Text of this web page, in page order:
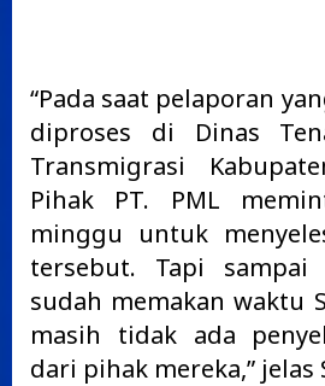
“Pada saat pelaporan
diproses di Dinas
Transmigrasi
Pihak PT. PML
minggu untuk
tersebut. Tapi sampai
sudah memakan waktu
masih tidak ada
dari pihak mereka,” jelas